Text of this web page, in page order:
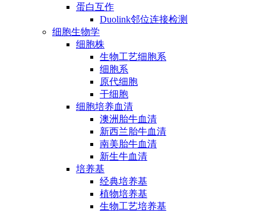
蛋白互作
Duolink邻位连接检测
细胞生物学
细胞株
生物工艺细胞系
细胞系
原代细胞
干细胞
细胞培养血清
澳洲胎牛血清
新西兰胎牛血清
南美胎牛血清
新生牛血清
培养基
经典培养基
植物培养基
生物工艺培养基